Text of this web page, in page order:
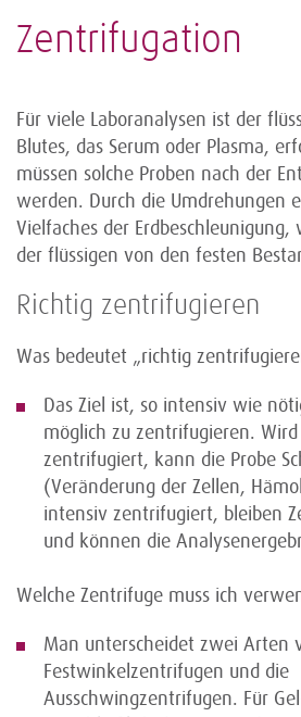
Zentrifugation
Für viele Laboranalysen ist der
Blutes, das Serum oder Plasma,
müssen solche Proben nach der
werden. Durch die Umdrehungen
Vielfaches der Erdbeschleunigung,
der flüssigen von den festen
Richtig zentrifugieren
Was bedeutet „richtig
Das Ziel ist, so intensiv wie
möglich zu zentrifugieren.
zentrifugiert, kann die Probe
(Veränderung der Zellen,
intensiv zentrifugiert, bleiben
und können die
Welche Zentrifuge muss ich
Man unterscheidet zwei Arten
Festwinkelzentrifugen und die
Ausschwingzentrifugen. Für